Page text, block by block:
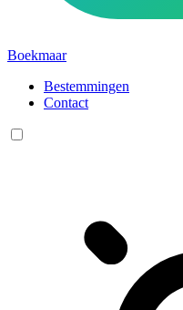
Boekmaar
Bestemmingen
Contact